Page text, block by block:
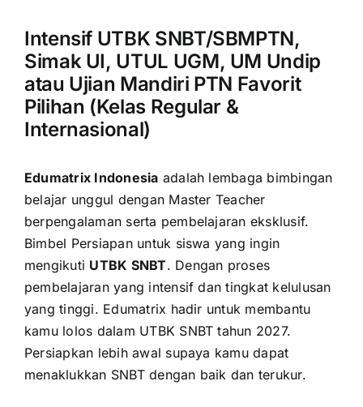
Intensif UTBK SNBT/SBMPTN,
Simak UI, UTUL UGM, UM Undip
atau Ujian Mandiri PTN Favorit
Pilihan (Kelas Regular &
Internasional)
Edumatrix Indonesia adalah lembaga bimbingan
belajar unggul dengan Master Teacher
berpengalaman serta pembelajaran eksklusif.
Bimbel Persiapan untuk siswa yang ingin
mengikuti UTBK SNBT. Dengan proses
pembelajaran yang intensif dan tingkat kelulusan
yang tinggi. Edumatrix hadir untuk membantu
kamu lolos dalam UTBK SNBT tahun 2027.
Persiapkan lebih awal supaya kamu dapat
menaklukkan SNBT dengan baik dan terukur.